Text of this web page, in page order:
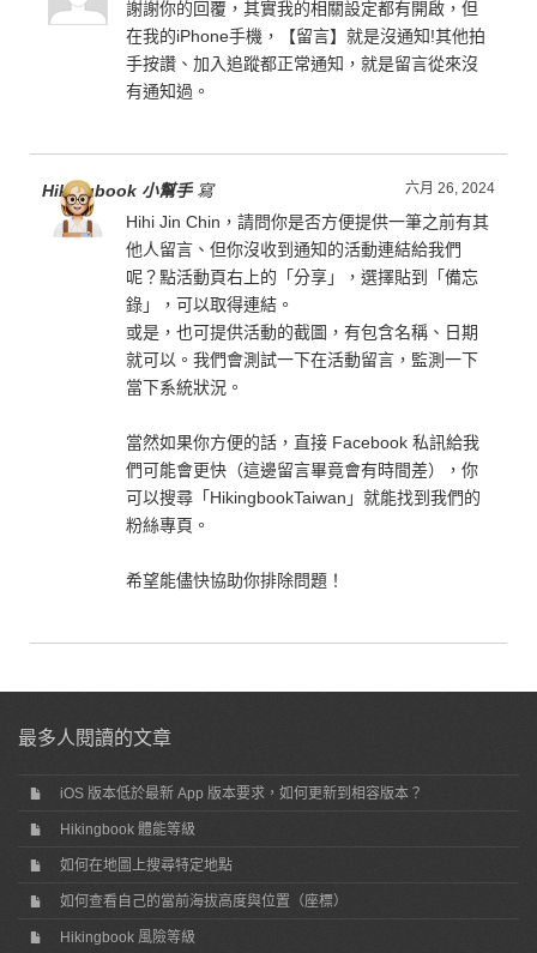
謝謝你的回覆，其實我的相關設定都有開啟，但
在我的iPhone手機，【留言】就是沒通知!其他拍
手按讚、加入追蹤都正常通知，就是留言從來沒
有通知過。
六月 26, 2024
Hikingbook 小幫手 寫
Hihi Jin Chin，請問你是否方便提供一筆之前有其
他人留言、但你沒收到通知的活動連結給我們
呢？點活動頁右上的「分享」，選擇貼到「備忘
錄」，可以取得連結。
或是，也可提供活動的截圖，有包含名稱、日期
就可以。我們會測試一下在活動留言，監測一下
當下系統狀況。
當然如果你方便的話，直接 Facebook 私訊給我
們可能會更快（這邊留言畢竟會有時間差），你
可以搜尋「HikingbookTaiwan」就能找到我們的
粉絲專頁。
希望能儘快協助你排除問題！
最多人閱讀的文章
iOS 版本低於最新 App 版本要求，如何更新到相容版本？
Hikingbook 體能等級
如何在地圖上搜尋特定地點
如何查看自己的當前海拔高度與位置（座標）
Hikingbook 風險等級